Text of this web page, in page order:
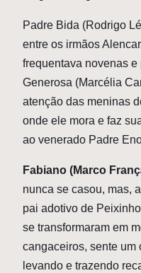
Padre Bida (Rodrigo
entre os irmãos
frequentava novenas
Generosa (Marcélia
atenção das meninas
onde ele mora e faz
ao venerado Padre
Fabiano (Marco
nunca se casou, mas,
pai adotivo de
se transformaram em
cangaceiros, sente um
levando e trazendo